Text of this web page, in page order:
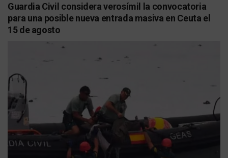
Guardia Civil considera verosímil la convocatoria
para una posible nueva entrada masiva en Ceuta el
15 de agosto